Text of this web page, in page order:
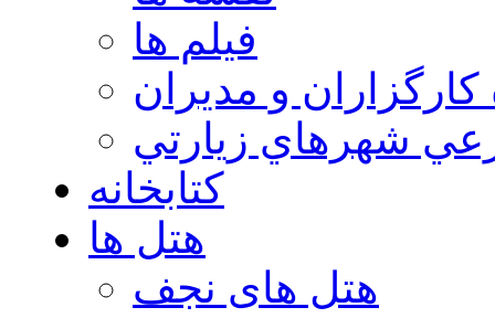
فیلم ها
كارگزاران و مديران
شهرهاي زيارتي
کتابخانه
هتل ها
هتل های نجف